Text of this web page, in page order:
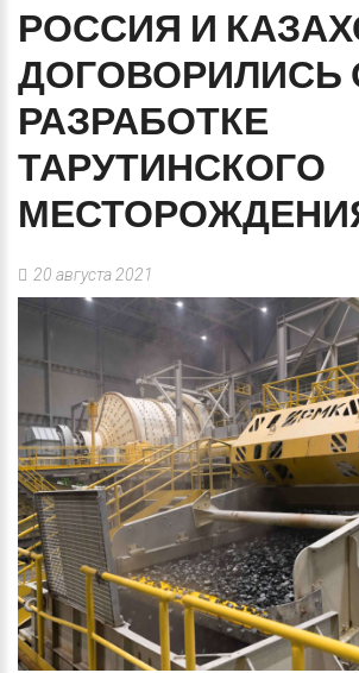
РОССИЯ И
ДОГОВОРИЛИСЬ
РАЗРАБОТКЕ
ТАРУТИНСКОГО
20 августа 2021